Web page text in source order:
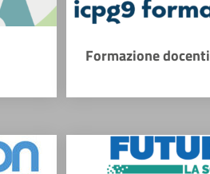
Formazione docenti